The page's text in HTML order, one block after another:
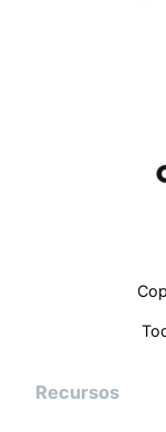
Recursos